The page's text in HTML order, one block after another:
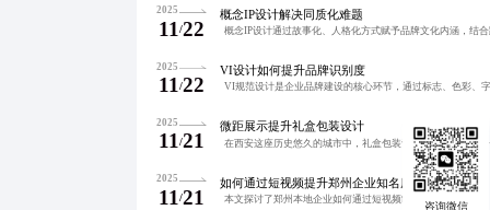
2025
11 /22
概念IP设计解决同质化难题
2025
11 /22
VI设计如何提升品牌识别度
2025
11/21
微距展示提升礼盒包装设计
2025
11 /21
如何通过短视频提升郑州企业知名度